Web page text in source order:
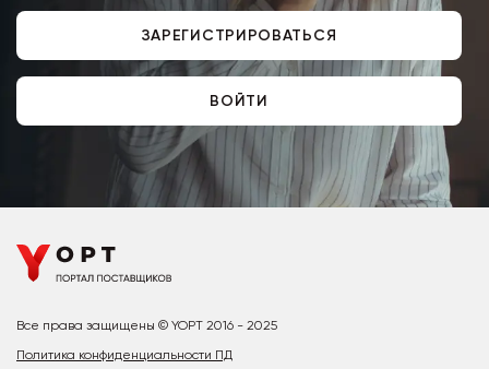
ЗАРЕГИСТРИРОВАТЬСЯ
ВОЙТИ
Все права защищены © YOPT 2016 - 2025
Политика конфиденциальности ПД